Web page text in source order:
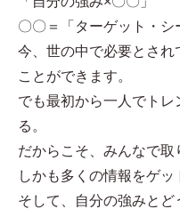
〇〇＝「ターゲット・シ
今、世の中で必要とされ
ことができます。
でも最初から一人でト
る。
だからこそ、みんなで取
しかも多くの情報をゲッ
そして、自分の強みとど